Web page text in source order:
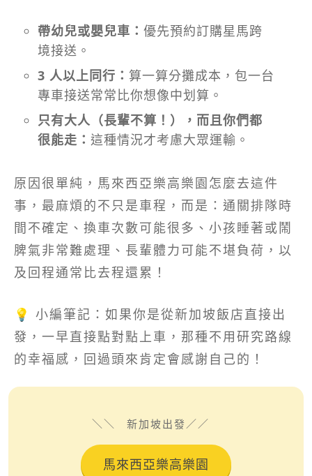
帶幼兒或嬰兒車： 優先預約訂購星馬跨
境接送。
3 人以上同行： 算一算分攤成本，包一台
專車接送常常比你想像中划算。
只有大人（長輩不算！），而且你們都
很能走： 這種情況才考慮大眾運輸。
原因很單純，馬來西亞樂高樂園怎麼去這件
事，最麻煩的不只是車程，而是：通關排隊時
間不確定、換車次數可能很多、小孩睡著或鬧
脾氣非常難處理、長輩體力可能不堪負荷，以
及回程通常比去程還累！
💡 小編筆記：如果你是從新加坡飯店直接出
發，一早直接點對點上車，那種不用研究路線
的幸福感，回過頭來肯定會感謝自己的！
新加坡出發
馬來西亞樂高樂園